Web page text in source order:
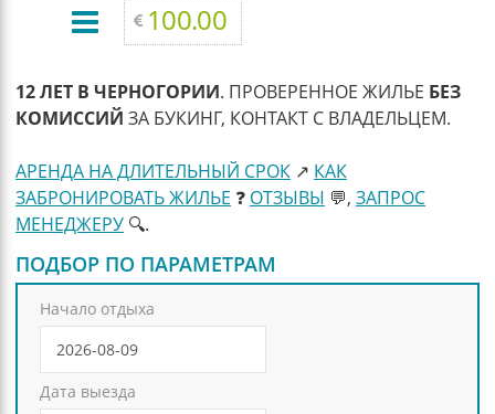
100.00
12 ЛЕТ В ЧЕРНОГОРИИ. ПРОВЕРЕННОЕ ЖИЛЬЕ БЕЗ
КОМИССИЙ ЗА БУКИНГ, КОНТАКТ С ВЛАДЕЛЬЦЕМ.
АРЕНДА НА ДЛИТЕЛЬНЫЙ СРОК ↗️ КАК
ЗАБРОНИРОВАТЬ ЖИЛЬЕ ❓ ОТЗЫВЫ 💬, ЗАПРОС
МЕНЕДЖЕРУ 🔍.
ПОДБОР ПО ПАРАМЕТРАМ
Начало отдыха
Дата выезда